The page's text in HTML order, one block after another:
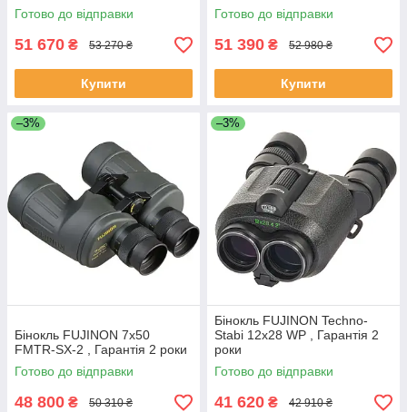
Готово до відправки
51 670 ₴ 53 270 ₴
Купити
Готово до відправки
51 390 ₴ 52 980 ₴
Купити
–3%
Бінокль FUJINON 7x50
FMTR-SX-2 , Гарантія 2 роки
Готово до відправки
48 800 ₴ 50 310 ₴
–3%
Бінокль FUJINON Techno-
Stabi 12x28 WP , Гарантія 2
роки
Готово до відправки
41 620 ₴ 42 910 ₴